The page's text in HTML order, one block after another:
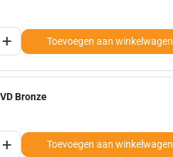
+ Toevoegen aan winkelwagen
Bronze
+ Toevoegen aan winkelwagen